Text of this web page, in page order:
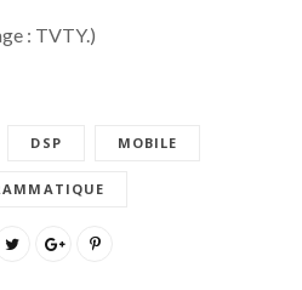
: TVTY.)
DSP MOBILE